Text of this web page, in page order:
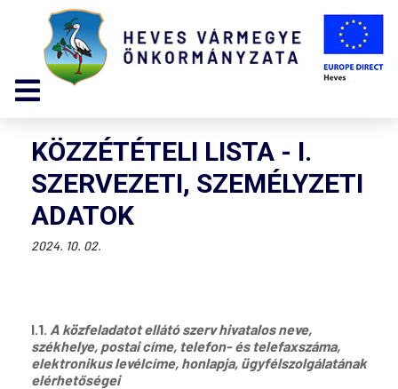
KÖZZÉTÉTELI LISTA - I.
SZERVEZETI, SZEMÉLYZETI
ADATOK
2024. 10. 02.
I.1. A közfeladatot ellátó szerv hivatalos neve,
székhelye, postai címe, telefon- és telefaxszáma,
elektronikus levélcíme, honlapja, ügyfélszolgálatának
elérhetőségei